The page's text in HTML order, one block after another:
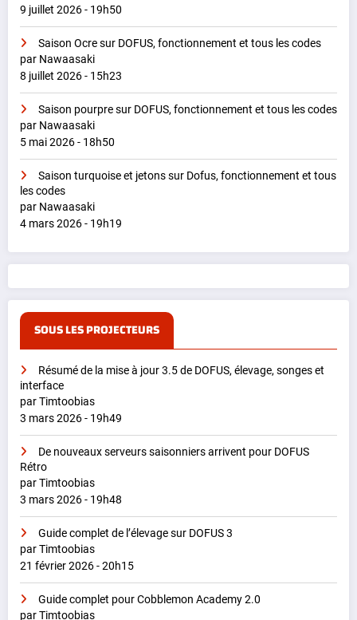
9 juillet 2026 - 19h50
Saison Ocre sur DOFUS, fonctionnement et tous les codes
par Nawaasaki
8 juillet 2026 - 15h23
Saison pourpre sur DOFUS, fonctionnement et tous les codes
par Nawaasaki
5 mai 2026 - 18h50
Saison turquoise et jetons sur Dofus, fonctionnement et tous
les codes
par Nawaasaki
4 mars 2026 - 19h19
SOUS LES PROJECTEURS
Résumé de la mise à jour 3.5 de DOFUS, élevage, songes et
interface
par Timtoobias
3 mars 2026 - 19h49
De nouveaux serveurs saisonniers arrivent pour DOFUS
Rétro
par Timtoobias
3 mars 2026 - 19h48
Guide complet de l’élevage sur DOFUS 3
par Timtoobias
21 février 2026 - 20h15
Guide complet pour Cobblemon Academy 2.0
par Timtoobias